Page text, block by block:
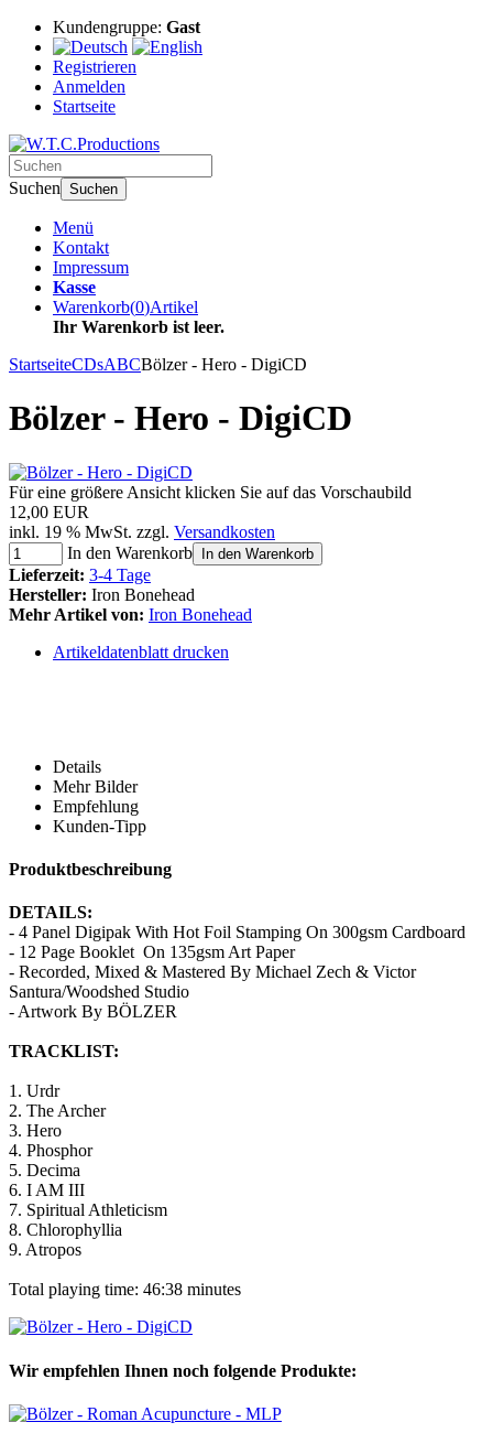
Kundengruppe: Gast
Registrieren
Anmelden
Startseite
Suchen Suchen
Menü
Kontakt
Impressum
Kasse
Warenkorb(0)Artikel
Ihr Warenkorb ist leer.
StartseiteCDsABCBölzer - Hero - DigiCD
Bölzer - Hero - DigiCD
Für eine größere Ansicht klicken Sie auf das Vorschaubild
12,00 EUR
inkl. 19 % MwSt. zzgl. Versandkosten
In den Warenkorb
In den Warenkorb
Lieferzeit: 3-4 Tage
Hersteller: Iron Bonehead
Mehr Artikel von: Iron Bonehead
Artikeldatenblatt drucken
Details
Mehr Bilder
Empfehlung
Kunden-Tipp
Produktbeschreibung
DETAILS:
- 4 Panel Digipak With Hot Foil Stamping On 300gsm Cardboard
- 12 Page Booklet On 135gsm Art Paper
- Recorded, Mixed & Mastered By Michael Zech & Victor
Santura/Woodshed Studio
- Artwork By BÖLZER
TRACKLIST:
1. Urdr
2. The Archer
3. Hero
4. Phosphor
5. Decima
6. I AM III
7. Spiritual Athleticism
8. Chlorophyllia
9. Atropos
Total playing time: 46:38 minutes
Wir empfehlen Ihnen noch folgende Produkte: